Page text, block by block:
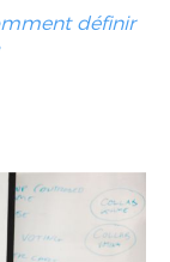
définir